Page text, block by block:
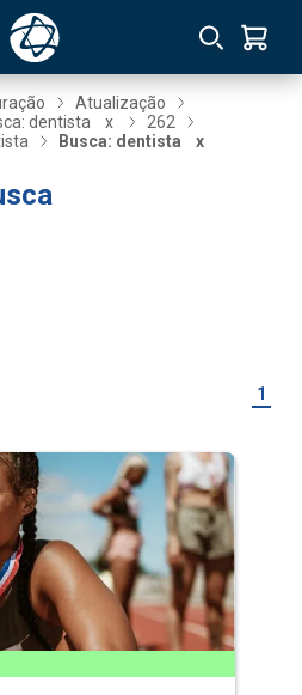
Atualização
dentista x
262
Busca: dentista x
1